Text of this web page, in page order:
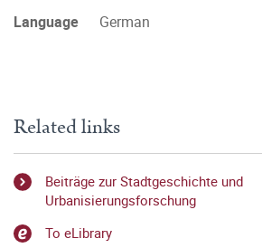
Language
German
Related links
Beiträge zur Stadtgeschichte und
Urbanisierungsforschung
To eLibrary